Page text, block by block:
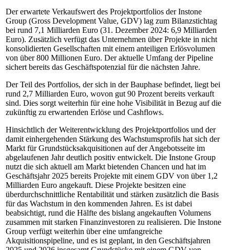
Der erwartete Verkaufswert des Projektportfolios der Instone
Group (Gross Development Value, GDV) lag zum Bilanzstichtag
bei rund 7,1 Milliarden Euro (31. Dezember 2024: 6,9 Milliarden
Euro). Zusätzlich verfügt das Unternehmen über Projekte in nicht
konsolidierten Gesellschaften mit einem anteiligen Erlösvolumen
von über 800 Millionen Euro. Der aktuelle Umfang der Pipeline
sichert bereits das Geschäftspotenzial für die nächsten Jahre.
Der Teil des Portfolios, der sich in der Bauphase befindet, liegt bei
rund 2,7 Milliarden Euro, wovon gut 90 Prozent bereits verkauft
sind. Dies sorgt weiterhin für eine hohe Visibilität in Bezug auf die
zukünftig zu erwartenden Erlöse und Cashflows.
Hinsichtlich der Weiterentwicklung des Projektportfolios und der
damit einhergehenden Stärkung des Wachstumsprofils hat sich der
Markt für Grundstücksakquisitionen auf der Angebotsseite im
abgelaufenen Jahr deutlich positiv entwickelt. Die Instone Group
nutzt die sich aktuell am Markt bietenden Chancen und hat im
Geschäftsjahr 2025 bereits Projekte mit einem GDV von über 1,2
Milliarden Euro angekauft. Diese Projekte besitzen eine
überdurchschnittliche Rentabilität und stärken zusätzlich die Basis
für das Wachstum in den kommenden Jahren. Es ist dabei
beabsichtigt, rund die Hälfte des bislang angekauften Volumens
zusammen mit starken Finanzinvestoren zu realisieren. Die Instone
Group verfügt weiterhin über eine umfangreiche
Akquisitionspipeline, und es ist geplant, in den Geschäftsjahren